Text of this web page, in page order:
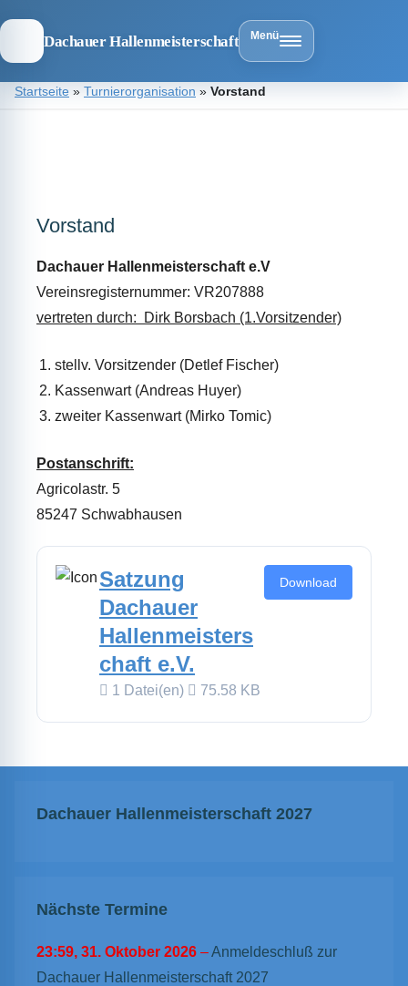
Dachauer Hallenmeisterschaft Menü
ZumStartseite » Turnierorganisation » Vorstand
Vorstand
Dachauer Hallenmeisterschaft e.V
Vereinsregisternummer: VR207888
vertreten durch: Dirk Borsbach (1.Vorsitzender)
stellv. Vorsitzender (Detlef Fischer)
Kassenwart (Andreas Huyer)
zweiter Kassenwart (Mirko Tomic)
Postanschrift:
Agricolastr. 5
85247 Schwabhausen
Satzung
Dachauer
Hallenmeisters
chaft e.V.
1 Datei(en) 75.58 KB
Download
Dachauer Hallenmeisterschaft 2027
Nächste Termine
23:59, 31. Oktober 2026 –Anmeldeschluß zur
Dachauer Hallenmeisterschaft 2027